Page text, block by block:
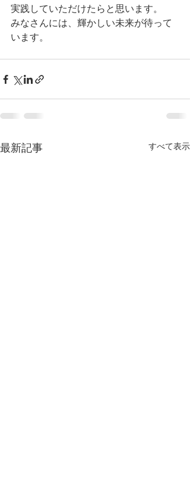
実践していただけたらと思います。
みなさんには、輝かしい未来が待って
います。
最新記事 すべて表示